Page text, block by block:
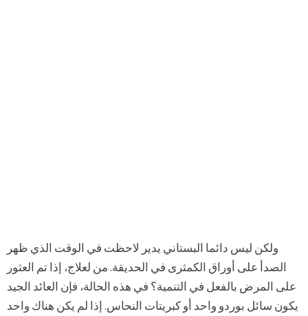
ولكن ليس دائما البستاني يدير لاحظت في الوقت الذي ظهر
الصدأ على أوراق الكمثرى في الحديقة. من لعلاج، إذا تم العثور
على المرض بالفعل في التنمية؟ في هذه الحالة، فإن العائد الجيد
يكون سائل بوردو واحد أو كبريتات النحاس. إذا لم يكن هناك واحد